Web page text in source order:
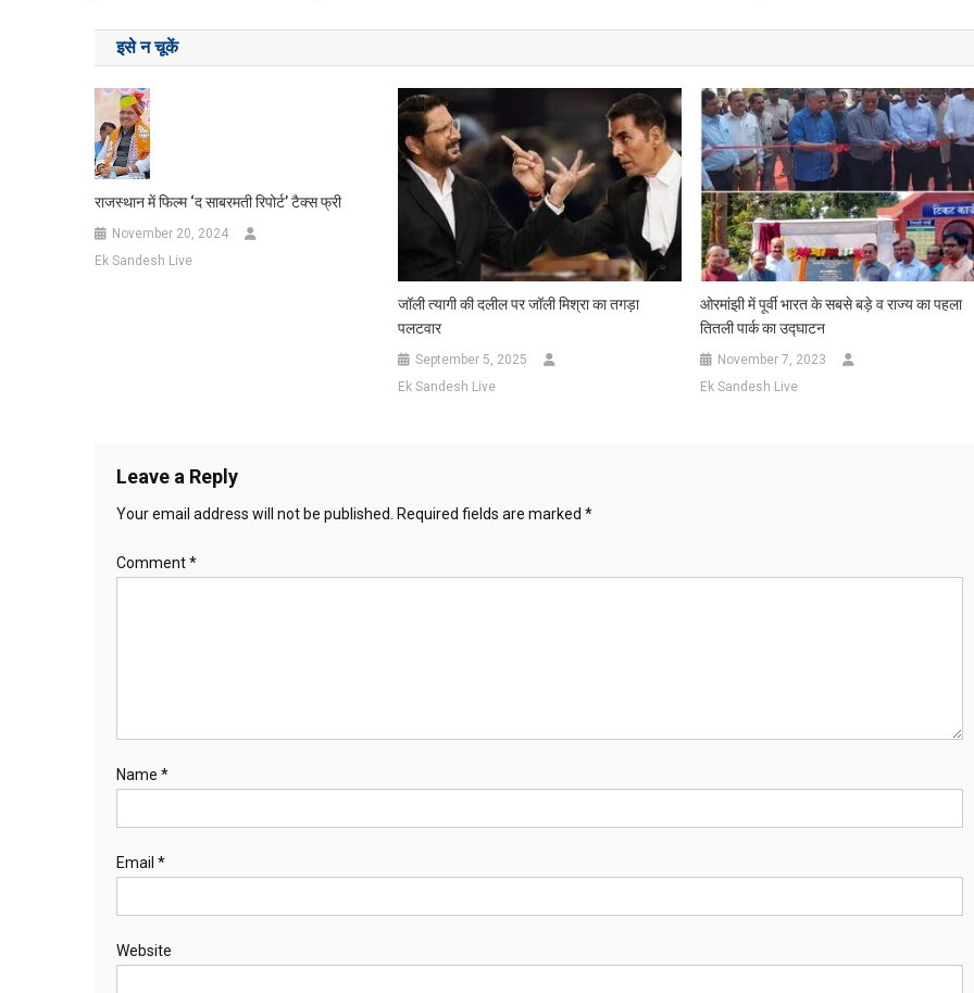
navigation
इसे न चूकें
राजस्थान में फिल्म ‘द साबरमती रिपोर्ट’ टैक्स फ्री
November 20, 2024
Ek Sandesh Live
जॉली त्यागी की दलील पर जॉली मिश्रा का तगड़ा
पलटवार
September 5, 2025
Ek Sandesh Live
ओरमांझी में पूर्वी भारत के सबसे बड़े व राज्य का पहला
तितली पार्क का उद्घाटन
November 7, 2023
Ek Sandesh Live
Leave a Reply
Your email address will not be published. Required fields are marked *
Comment*
Name *
Email *
Website